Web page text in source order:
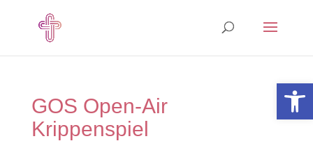
GOS Open-Air
Krippenspiel